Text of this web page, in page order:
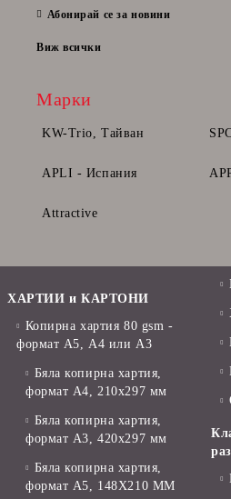
Абонирай се за новини
Виж всички
Марки
KW-Trio, Тайван
APLI - Испания
Attractive
ХАРТИИ и КАРТОНИ
Копирна хартия 80 gsm -
формат А5, А4 или А3
Бяла копирна хартия,
формат А4, 210x297 мм
Бяла копирна хартия,
формат А3, 420x297 мм
Бяла копирна хартия,
формат А5, 148X210 ММ